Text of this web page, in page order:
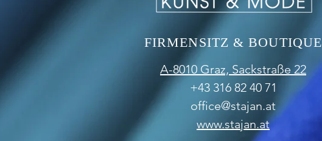
FIRMENSITZ & BOUTIQUE
A-8010 Graz, Sackstraße 22
+43 316 82 40 71
office@stajan.at
www.stajan.at